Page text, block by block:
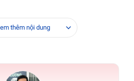
thêm nội dung